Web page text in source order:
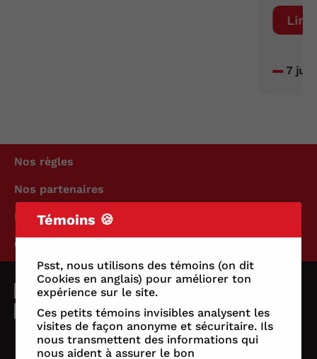
Lire
7 juin
Nos règles
Nos partenaires
Politique de confidentialité
Conditions d'utilisation
Témoins 🍪
Psst, nous utilisons des témoins (on dit
Cookies en anglais) pour améliorer ton
expérience sur le site.
Ces petits témoins invisibles analysent les
visites de façon anonyme et sécuritaire. Ils
nous transmettent des informations qui
nous aident à assurer le bon